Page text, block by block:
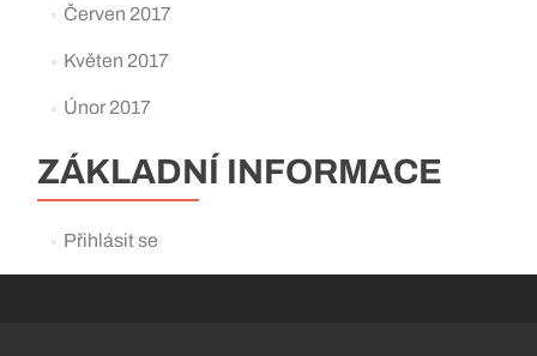
Červen 2017
Květen 2017
Únor 2017
ZÁKLADNÍ INFORMACE
Přihlásit se